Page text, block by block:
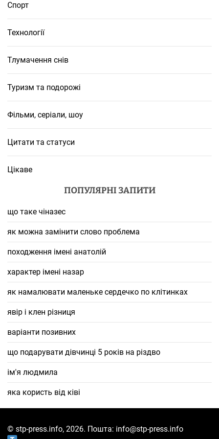
Спорт
Технології
Тлумачення снів
Туризм та подорожі
Фільми, серіали, шоу
Цитати та статуси
Цікаве
ПОПУЛЯРНІ ЗАПИТИ
що таке чіназес
як можна замінити слово проблема
походження імені анатолій
характер імені назар
як намалювати маленьке сердечко по клітинках
явір і клен різниця
варіанти позивних
що подарувати дівчинці 5 років на різдво
ім'я людмила
яка користь від ківі
© stp-press.info, 2026. Пошта: info@stp-press.info